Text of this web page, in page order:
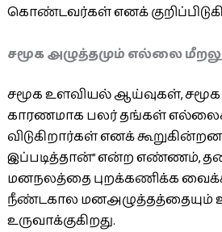
கொண்டவர்கள் எனக்
சமூக அழுத்தமும் எல்லை
சமூக உளவியல் ஆய்வுகள், சமூக
காரணமாக பலர் தங்கள்
விடுகிறார்கள் எனக்
இப்படித்தான்” என்ற எண்ணம்,
மனநலத்தை புறக்கணிக்க
நீண்டகால மனஅழுத்தத்தையும்
உருவாக்குகிறது.